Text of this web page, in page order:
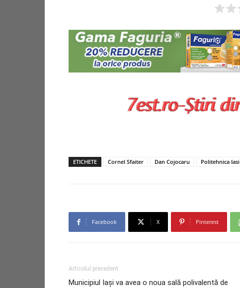
ETICHETE Cornel Sfaiter Dan Cojocaru Politehnica Iasi
Facebook X Pinterest
Articolul precedent
Municipiul Iași va avea o noua sală polivalentă de